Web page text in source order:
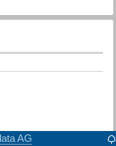
AG